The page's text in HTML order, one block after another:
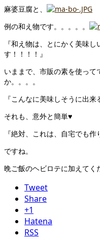
麻婆豆腐と、
例の和え物です。。。。。
『和え物は、とにかく美味
す！！！！』
いままで、市販の素を使って
か。。。。
『こんなに美味しそうに出
それも、意外と簡単♥
『絶対、これは、自宅でも作
ですね。
晩ご飯のヘビロテに加えてく
Tweet
Share
+1
Hatena
RSS